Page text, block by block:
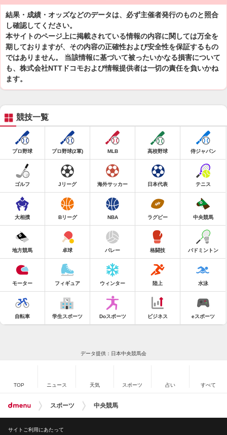
結果・成績・オッズなどのデータは、必ず主催者発行のものと照合
し確認してください。
本サイトのページ上に掲載されている情報の内容に関しては万全を
期しておりますが、その内容の正確性および安全性を保証するもの
ではありません。 当該情報に基づいて被ったいかなる損害について
も、株式会社NTTドコモおよび情報提供者は一切の責任を負いかね
ます。
競技一覧
プロ野球 プロ野球(2軍) MLB 高校野球 侍ジャパン
ゴルフ Jリーグ 海外サッカー 日本代表 テニス
大相撲 Bリーグ NBA ラグビー 中央競馬
地方競馬 卓球 バレー 格闘技 バドミントン
モーター フィギュア ウィンター 陸上 水泳
自転車 学生スポーツ Doスポーツ ビジネス eスポーツ
データ提供：日本中央競馬会
TOP ニュース 天気 スポーツ 占い すべて
スポーツ 中央競馬
サイトご利用にあたって